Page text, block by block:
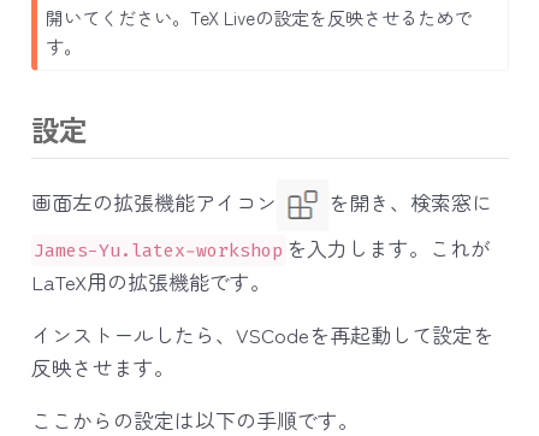
p
r
a
n
開いてください。TeX Liveの設定を反映させるためで
す。
設定
画面左の拡張機能アイコン を開き、検索窓に
James-Yu.latex-workshop を入力します。これが
LaTeX用の拡張機能です。
インストールしたら、VSCodeを再起動して設定を
反映させます。
ここからの設定は以下の手順です。